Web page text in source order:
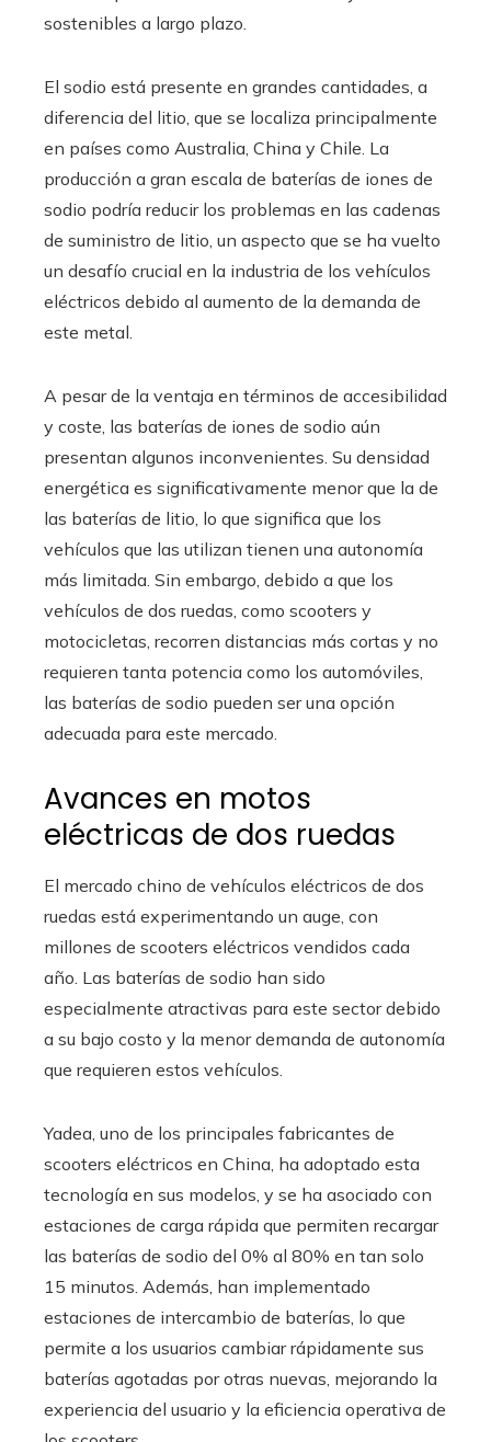
sostenibles a largo plazo.
El sodio está presente en grandes cantidades, a
diferencia del litio, que se localiza principalmente
en países como Australia, China y Chile. La
producción a gran escala de baterías de iones de
sodio podría reducir los problemas en las cadenas
de suministro de litio, un aspecto que se ha vuelto
un desafío crucial en la industria de los vehículos
eléctricos debido al aumento de la demanda de
este metal.
A pesar de la ventaja en términos de accesibilidad
y coste, las baterías de iones de sodio aún
presentan algunos inconvenientes. Su densidad
energética es significativamente menor que la de
las baterías de litio, lo que significa que los
vehículos que las utilizan tienen una autonomía
más limitada. Sin embargo, debido a que los
vehículos de dos ruedas, como scooters y
motocicletas, recorren distancias más cortas y no
requieren tanta potencia como los automóviles,
las baterías de sodio pueden ser una opción
adecuada para este mercado.
Avances en motos
eléctricas de dos ruedas
El mercado chino de vehículos eléctricos de dos
ruedas está experimentando un auge, con
millones de scooters eléctricos vendidos cada
año. Las baterías de sodio han sido
especialmente atractivas para este sector debido
a su bajo costo y la menor demanda de autonomía
que requieren estos vehículos.
Yadea, uno de los principales fabricantes de
scooters eléctricos en China, ha adoptado esta
tecnología en sus modelos, y se ha asociado con
estaciones de carga rápida que permiten recargar
las baterías de sodio del 0% al 80% en tan solo
15 minutos. Además, han implementado
estaciones de intercambio de baterías, lo que
permite a los usuarios cambiar rápidamente sus
baterías agotadas por otras nuevas, mejorando la
experiencia del usuario y la eficiencia operativa de